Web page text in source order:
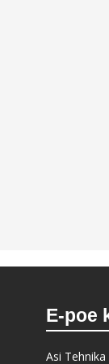
E-poe
Asi Tehnika